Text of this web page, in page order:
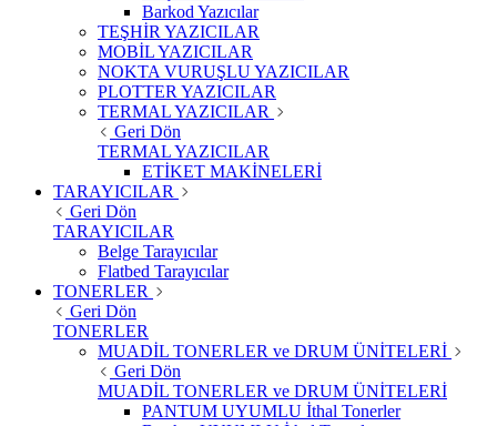
Barkod Yazıcılar
TEŞHİR YAZICILAR
MOBİL YAZICILAR
NOKTA VURUŞLU YAZICILAR
PLOTTER YAZICILAR
TERMAL YAZICILAR
Geri Dön
TERMAL YAZICILAR
ETİKET MAKİNELERİ
TARAYICILAR
Geri Dön
TARAYICILAR
Belge Tarayıcılar
Flatbed Tarayıcılar
TONERLER
Geri Dön
TONERLER
MUADİL TONERLER ve DRUM ÜNİTELERİ
Geri Dön
MUADİL TONERLER ve DRUM ÜNİTELERİ
PANTUM UYUMLU İthal Tonerler